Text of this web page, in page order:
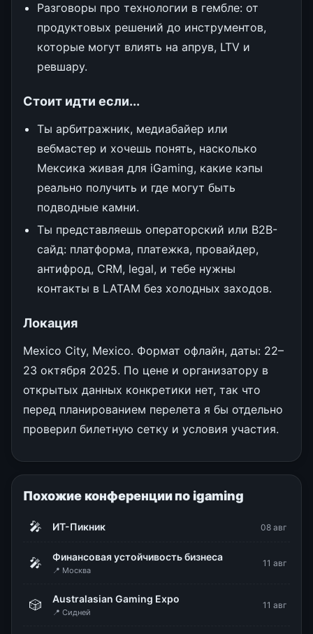
Разговоры про технологии в гембле: от
продуктовых решений до инструментов,
которые могут влиять на апрув, LTV и
ревшару.
Стоит идти если...
Ты арбитражник, медиабайер или
вебмастер и хочешь понять, насколько
Мексика живая для iGaming, какие кэпы
реально получить и где могут быть
подводные камни.
Ты представляешь операторский или B2B-
сайд: платформа, платежка, провайдер,
антифрод, CRM, legal, и тебе нужны
контакты в LATAM без холодных заходов.
Локация
Mexico City, Mexico. Формат офлайн, даты: 22–
23 октября 2025. По цене и организатору в
открытых данных конкретики нет, так что
перед планированием перелета я бы отдельно
проверил билетную сетку и условия участия.
Похожие конференции по igaming
🎤 ИТ-Пикник 08 авг
🎤 Финансовая устойчивость бизнеса
📍 Москва
11 авг
🎲 Australasian Gaming Expo
📍 Сидней
11 авг